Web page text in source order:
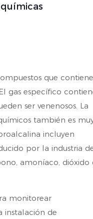
que
gas específico
ser venenosos. La
también es
incluyen
por la industria
amoníaco, dióxido
monitorear
instalación de